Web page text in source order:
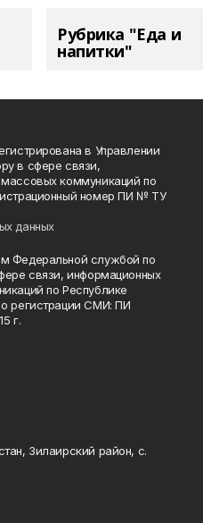
Рубрика "Еда и
напитки"
в Управлении
в сфере связи,
коммуникаций по
номер ПИ № ТУ
данных
Федеральной службой по
связи, информационных
по Республике
регистрации СМИ: ПИ
г.
Зилаирский район, с.